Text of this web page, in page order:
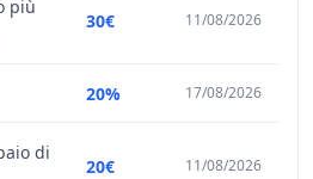
più
30€ 11/08/2026
20% 17/08/2026
di
20€ 11/08/2026